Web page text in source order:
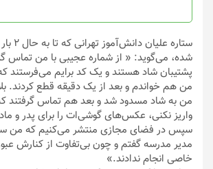
محصول
انتخاب
شوند
ستاره
شده، می‌گوید: « از شماره عجیبی با من تماس
پشتیبان شاد هستند و یک کد برایم می‌فرستند
من هم خواندم و بعد از یک دقیقه قطع کردند.
واریز نکنی، عکس‌های گوشی‌ات را برای پدر و
سپس در فضای مجازی منتشر می‌کنیم که من
مدیر مدرسه گفتم و چون بی‌تفاوت از کنارش
خاصی انجام ندادند.»